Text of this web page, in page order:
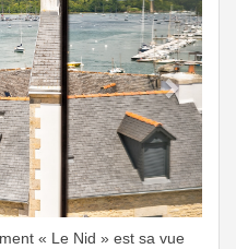
« Le Nid » est sa vue